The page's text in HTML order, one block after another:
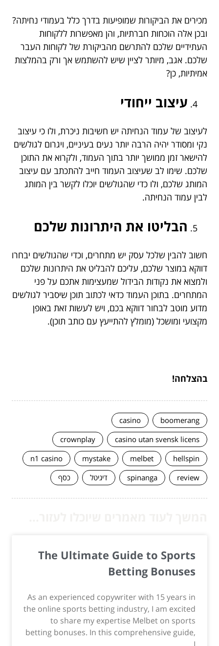
מכירים את הביקורות שמופיעות בדרך כלל בעמודי נחיתה?
ובכן אלה הוכחות חברתיות, והן מאפשרות ללקוחות
העתידיים שלכם להתרשם מהביקורת של לקוחות העבר
שלכם. אגב, מיותר לציין שיש להשתמש אך ורק בהמלצות
אמיתיות, כן?
עיצוב ייחודי
לעיצוב של עמוד הנחיתה יש חשיבות ניכרת, ולו כי עיצוב
נקי ומסודר יהיה הרבה יותר נעים בעיניים, ויגרום לגולשים
להישאר זמן ממושך יותר בתוך העמוד, ולקרוא את התוכן
שלכם. שימו לב שעיצוב העמוד חייב להתכתב עם עיצוב
המותג שלכם, ולו כדי שהגולשים יוכלו לקשר בין המותג
לבין עמוד הנחיתה.
הבליטו את היתרונות שלכם
חשוב להבין שלכל עסק יש מתחרים, וכדי שהגולשים יבחרו
דווקא במוצר שלכם, עליכם להבליט את היתרונות שלכם
ולמצוא את נקודות הבידול שמעצימות אתכם על פני
המתחרים. בתוכן העמוד כדאי לכתוב תוכן שיסביר לגולשים
מדוע מוטב לבחור דווקא בכם, ויש לעשות זאת באופן
מקצועי ומושכל (מומלץ להתייעץ עם כותב תוכן).
בהצלחה!
boomerang
casino
casino utan svensk licens
crownplay
hellspin
melbet
mystake
n1 casino
review
spinanga דיגיטל כסף
The Ultimate Guide to Sports
Betting Bonuses
As an experienced copywriter with 15 years in
the online sports betting industry, I am excited
to share my expertise Melbet on sports
betting bonuses. In this comprehensive guide,